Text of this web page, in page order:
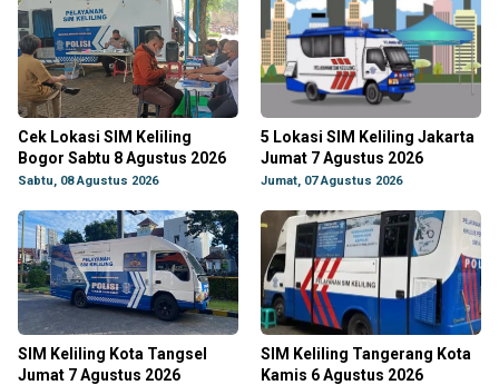
Cek Lokasi SIM Keliling
Bogor Sabtu 8 Agustus 2026
Sabtu, 08 Agustus 2026
5 Lokasi SIM Keliling Jakarta
Jumat 7 Agustus 2026
Jumat, 07 Agustus 2026
SIM Keliling Kota Tangsel
Jumat 7 Agustus 2026
SIM Keliling Tangerang Kota
Kamis 6 Agustus 2026